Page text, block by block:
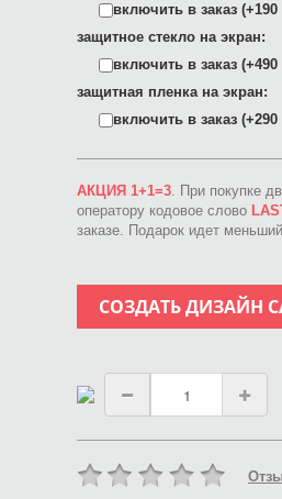
включить в заказ (+190
защитное стекло на экран:
включить в заказ (+490
защитная пленка на экран:
включить в заказ (+290
АКЦИЯ 1+1=3. При покупке
оператору кодовое слово
заказе. Подарок идет
СОЗДАТЬ ДИЗАЙН